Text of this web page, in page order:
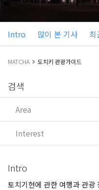
Intro 많이 본 기사 최
MATCHA 도치키 관광가이드
검색
Area
Interest
Intro
토치기현에 관한 여행과 관광